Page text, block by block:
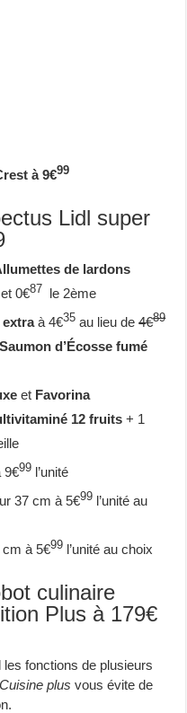
à 9€99
Lidl super
de lardons
0€87 le 2ème
extraà 4€35 au lieu de4€89
Saumon d’Écosse fumé
et Favorina
12 fruits + 1
9€99 l’unité
37 cm à 5€99 l’unité au
cm à 5€99 l’unité au choix
culinaire
Plus à 179€
les fonctions de plusieurs
plus vous évite de